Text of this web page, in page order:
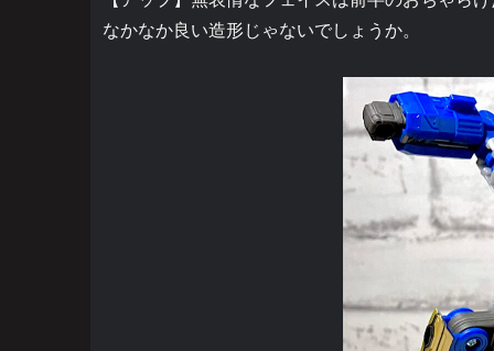
なかなか良い造形じゃないでしょうか。